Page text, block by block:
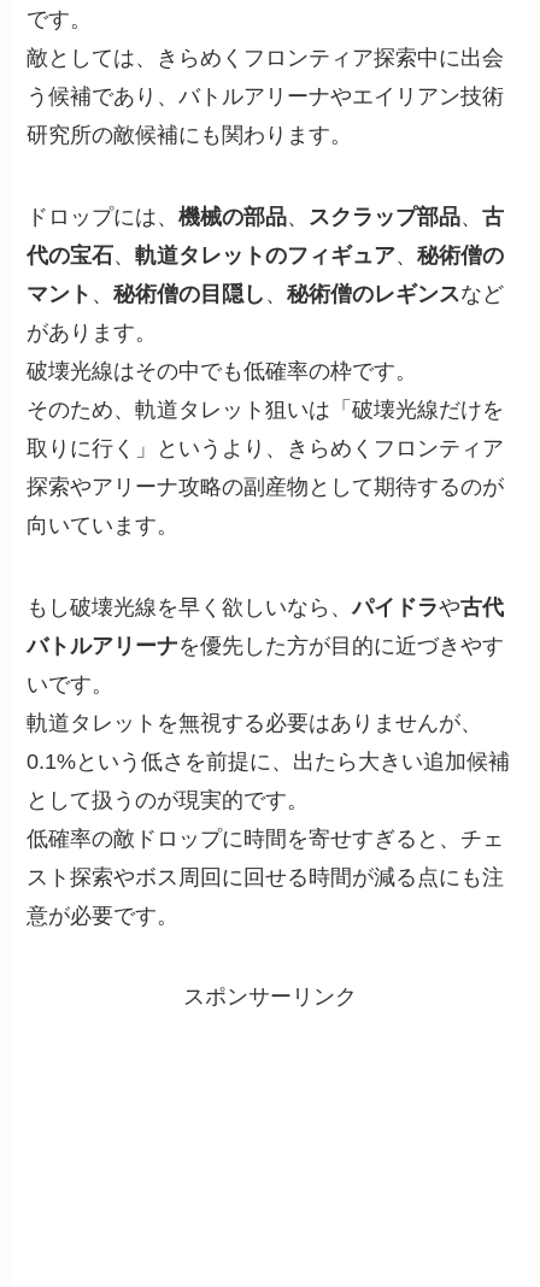
です。
敵としては、きらめくフロンティア探索中に出会
う候補であり、バトルアリーナやエイリアン技術
研究所の敵候補にも関わります。
ドロップには、機械の部品、 スクラップ部品、古
代の宝石、軌道タレットのフィギュア、秘術僧の
マント 、秘術僧の目隠し 、秘術僧のレギンスなど
があります。
破壊光線はその中でも低確率の枠です。
そのため、軌道タレット狙いは「破壊光線だけを
取りに行く」というより、きらめくフロンティア
探索やアリーナ攻略の副産物として期待するのが
向いています。
もし破壊光線を早く欲しいなら、パイドラや古代
バトルアリーナを優先した方が目的に近づきやす
いです。
軌道タレットを無視する必要はありませんが、
0.1%という低さを前提に、出たら大きい追加候補
として扱うのが現実的です。
低確率の敵ドロップに時間を寄せすぎると、チェ
スト探索やボス周回に回せる時間が減る点にも注
意が必要です。
スポンサーリンク